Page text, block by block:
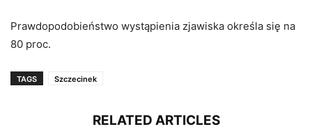
Prawdopodobieństwo wystąpienia zjawiska określa się na
80 proc.
TAGS Szczecinek
RELATED ARTICLES